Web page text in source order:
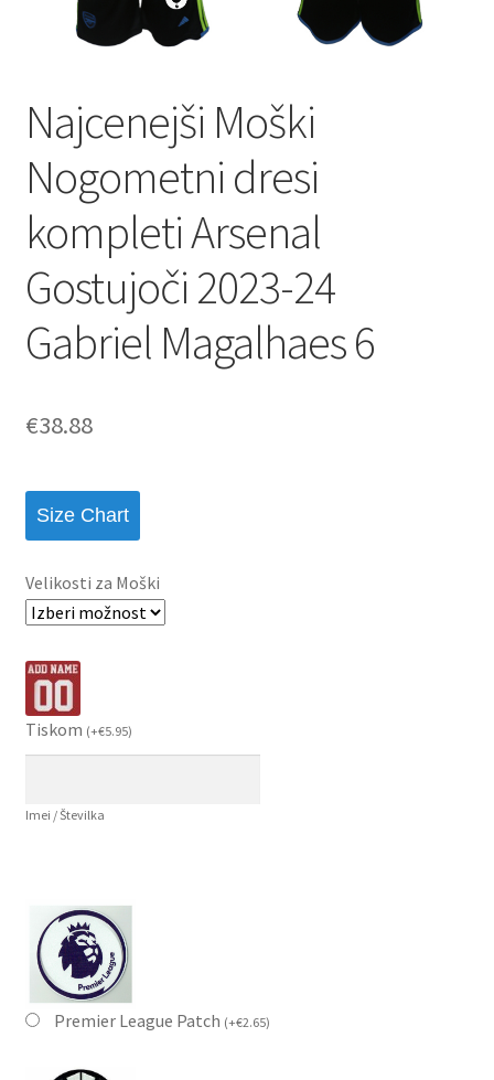
Najcenejši Moški
Nogometni dresi
kompleti Arsenal
Gostujoči 2023-24
Gabriel Magalhaes 6
€38.88
Size Chart
Velikosti za Moški
Tiskom (+€5.95)
Imei / Številka
Premier League Patch (+€2.65)